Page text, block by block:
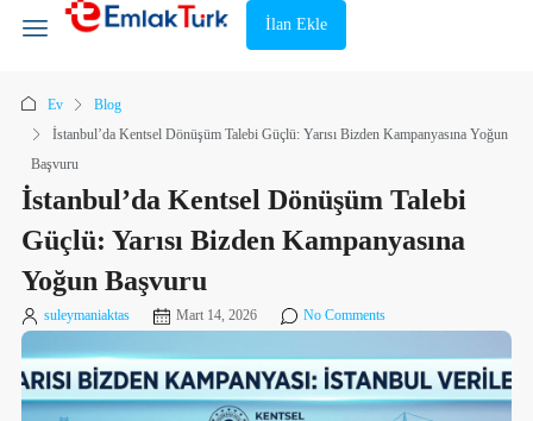
İlan Ekle
Ev
Blog
İstanbul’da Kentsel Dönüşüm Talebi Güçlü: Yarısı Bizden Kampanyasına Yoğun
Başvuru
İstanbul’da Kentsel Dönüşüm Talebi
Güçlü: Yarısı Bizden Kampanyasına
Yoğun Başvuru
suleymaniaktas Mart 14, 2026 No Comments